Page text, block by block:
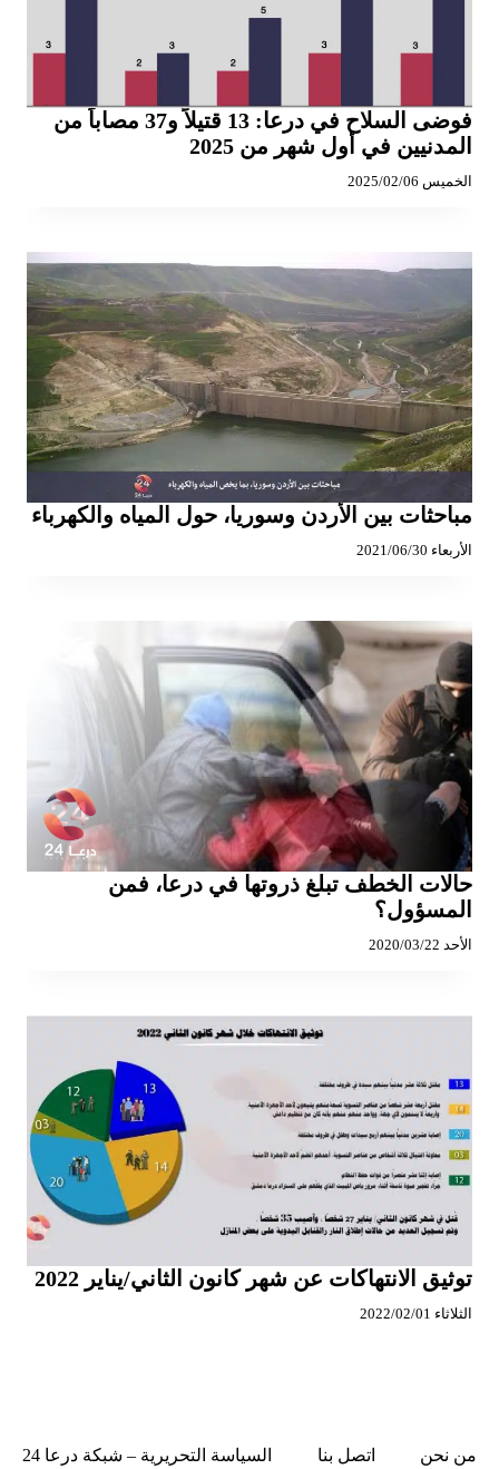
فوضى السلاح في درعا: 13 قتيلاً و37 مصاباً من
المدنيين في أول شهر من 2025
الخميس 2025/02/06
مباحثات بين الأردن وسوريا، حول المياه والكهرباء
الأربعاء 2021/06/30
حالات الخطف تبلغ ذروتها في درعا، فمن
المسؤول؟
الأحد 2020/03/22
توثيق الانتهاكات عن شهر كانون الثاني/يناير 2022
الثلاثاء 2022/02/01
من نحن اتصل بنا السياسة التحريرية – شبكة درعا 24